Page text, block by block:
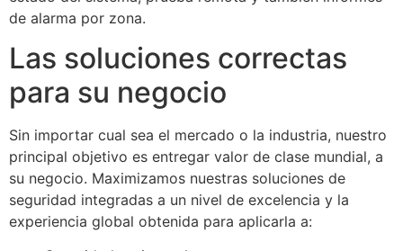
de alarma por zona.
Las soluciones correctas
para su negocio
Sin importar cual sea el mercado o la industria, nuestro
principal objetivo es entregar valor de clase mundial, a
su negocio. Maximizamos nuestras soluciones de
seguridad integradas a un nivel de excelencia y la
experiencia global obtenida para aplicarla a: